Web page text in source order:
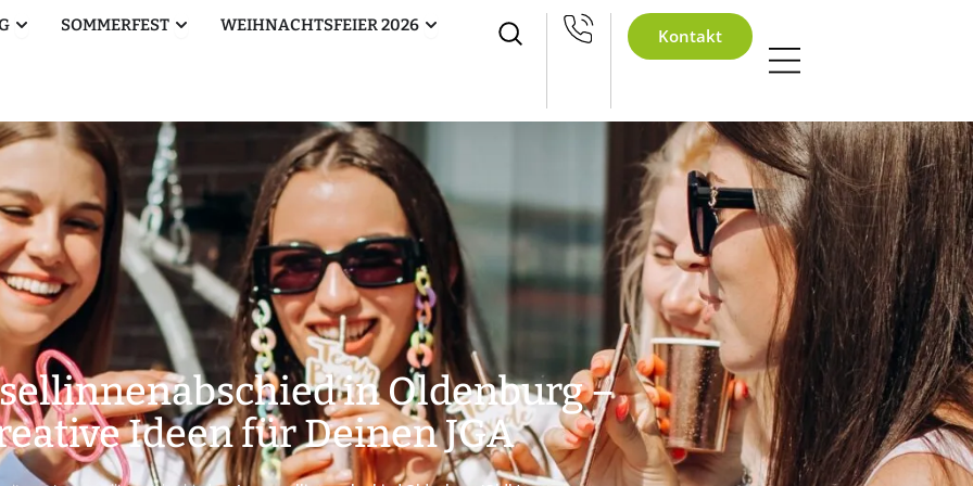
Öffne Betriebsausflug
SOMMERFEST Öffne Sommerfest
WEIHNACHTSFEIER 2026 Öffne Weihnachtsfeier 2026
Kontakt
in Oldenburg –
Ideen für Deinen JGA